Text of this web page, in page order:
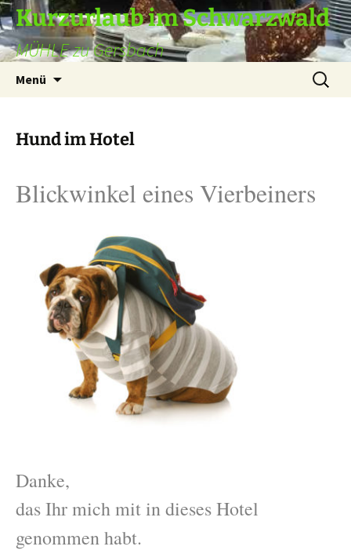
Zum
Inhalt
springen
Kurzurlaub im Schwarzwald
MÜHLE zu Gersbach
Menü
Suchen
nach:
Hund im Hotel
Blickwinkel eines Vierbeiners
Danke,
das Ihr mich mit in diesesHotel
genommen habt.